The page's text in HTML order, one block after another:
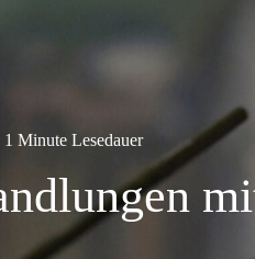
1 Minute Lesedauer